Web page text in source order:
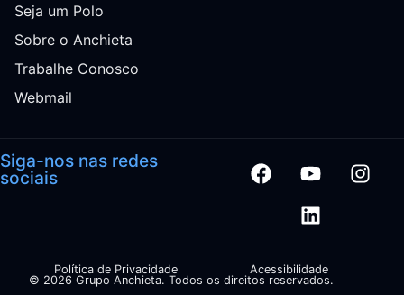
Seja um Polo
Sobre o Anchieta
Trabalhe Conosco
Webmail
Siga-nos nas redes
sociais
© 2026 Grupo Anchieta. Todos os direitos reservados.
Política de Privacidade Acessibilidade